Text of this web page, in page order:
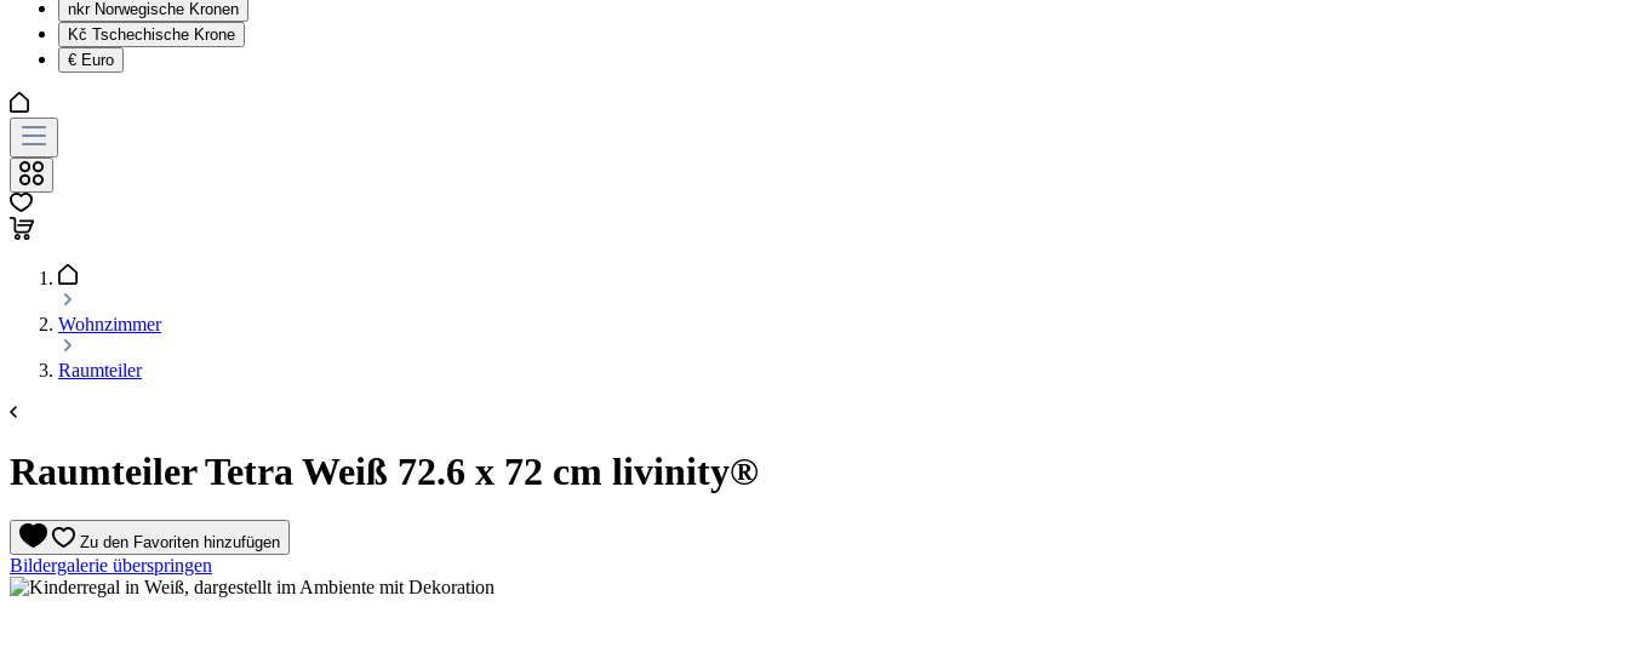
nkr Norwegische Kronen
Kč Tschechische Krone
€ Euro
Wohnzimmer
Raumteiler
Raumteiler Tetra Weiß 72.6 x 72 cm livinity®
Zu den Favoriten hinzufügen
Bildergalerie überspringen